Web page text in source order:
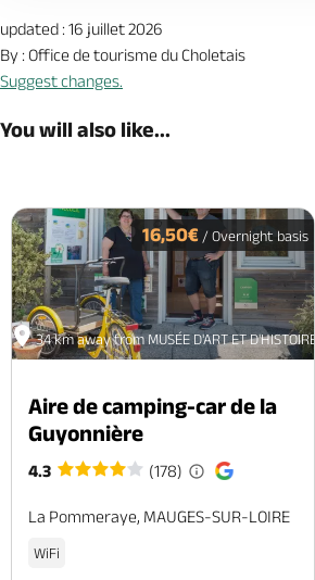
updated : 16 juillet 2026
By : Office de tourisme du Choletais
Suggest changes.
You will also like...
34 km away from MUSÉE D'ART ET D'HISTOIRE
16,50€ / Overnight basis
Aire de camping-car de la
Guyonnière
4.3 (178)
La Pommeraye, MAUGES-SUR-LOIRE
WiFi